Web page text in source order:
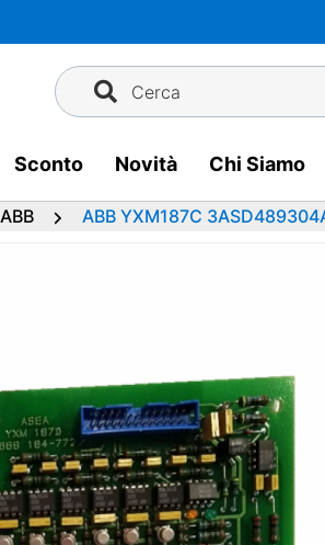
Cerca
Sconto Novità Chi Siamo
ABB ABB YXM187C